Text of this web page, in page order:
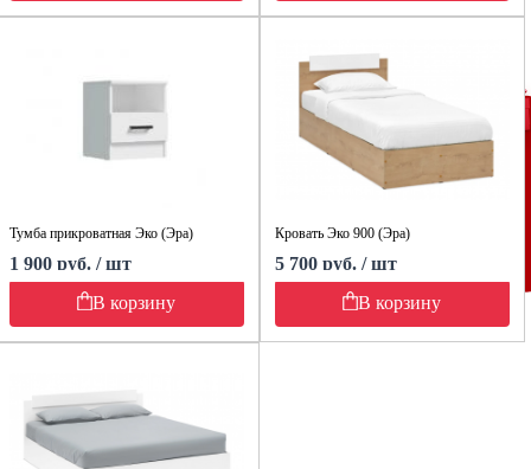
Тумба прикроватная Эко (Эра)
1 900 руб. / шт
В корзину
Кровать Эко 900 (Эра)
5 700 руб. / шт
В корзину